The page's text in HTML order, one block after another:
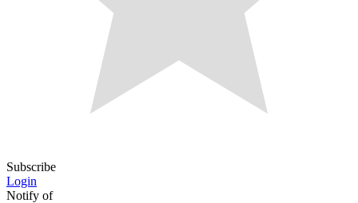
Subscribe
Login
Notify of